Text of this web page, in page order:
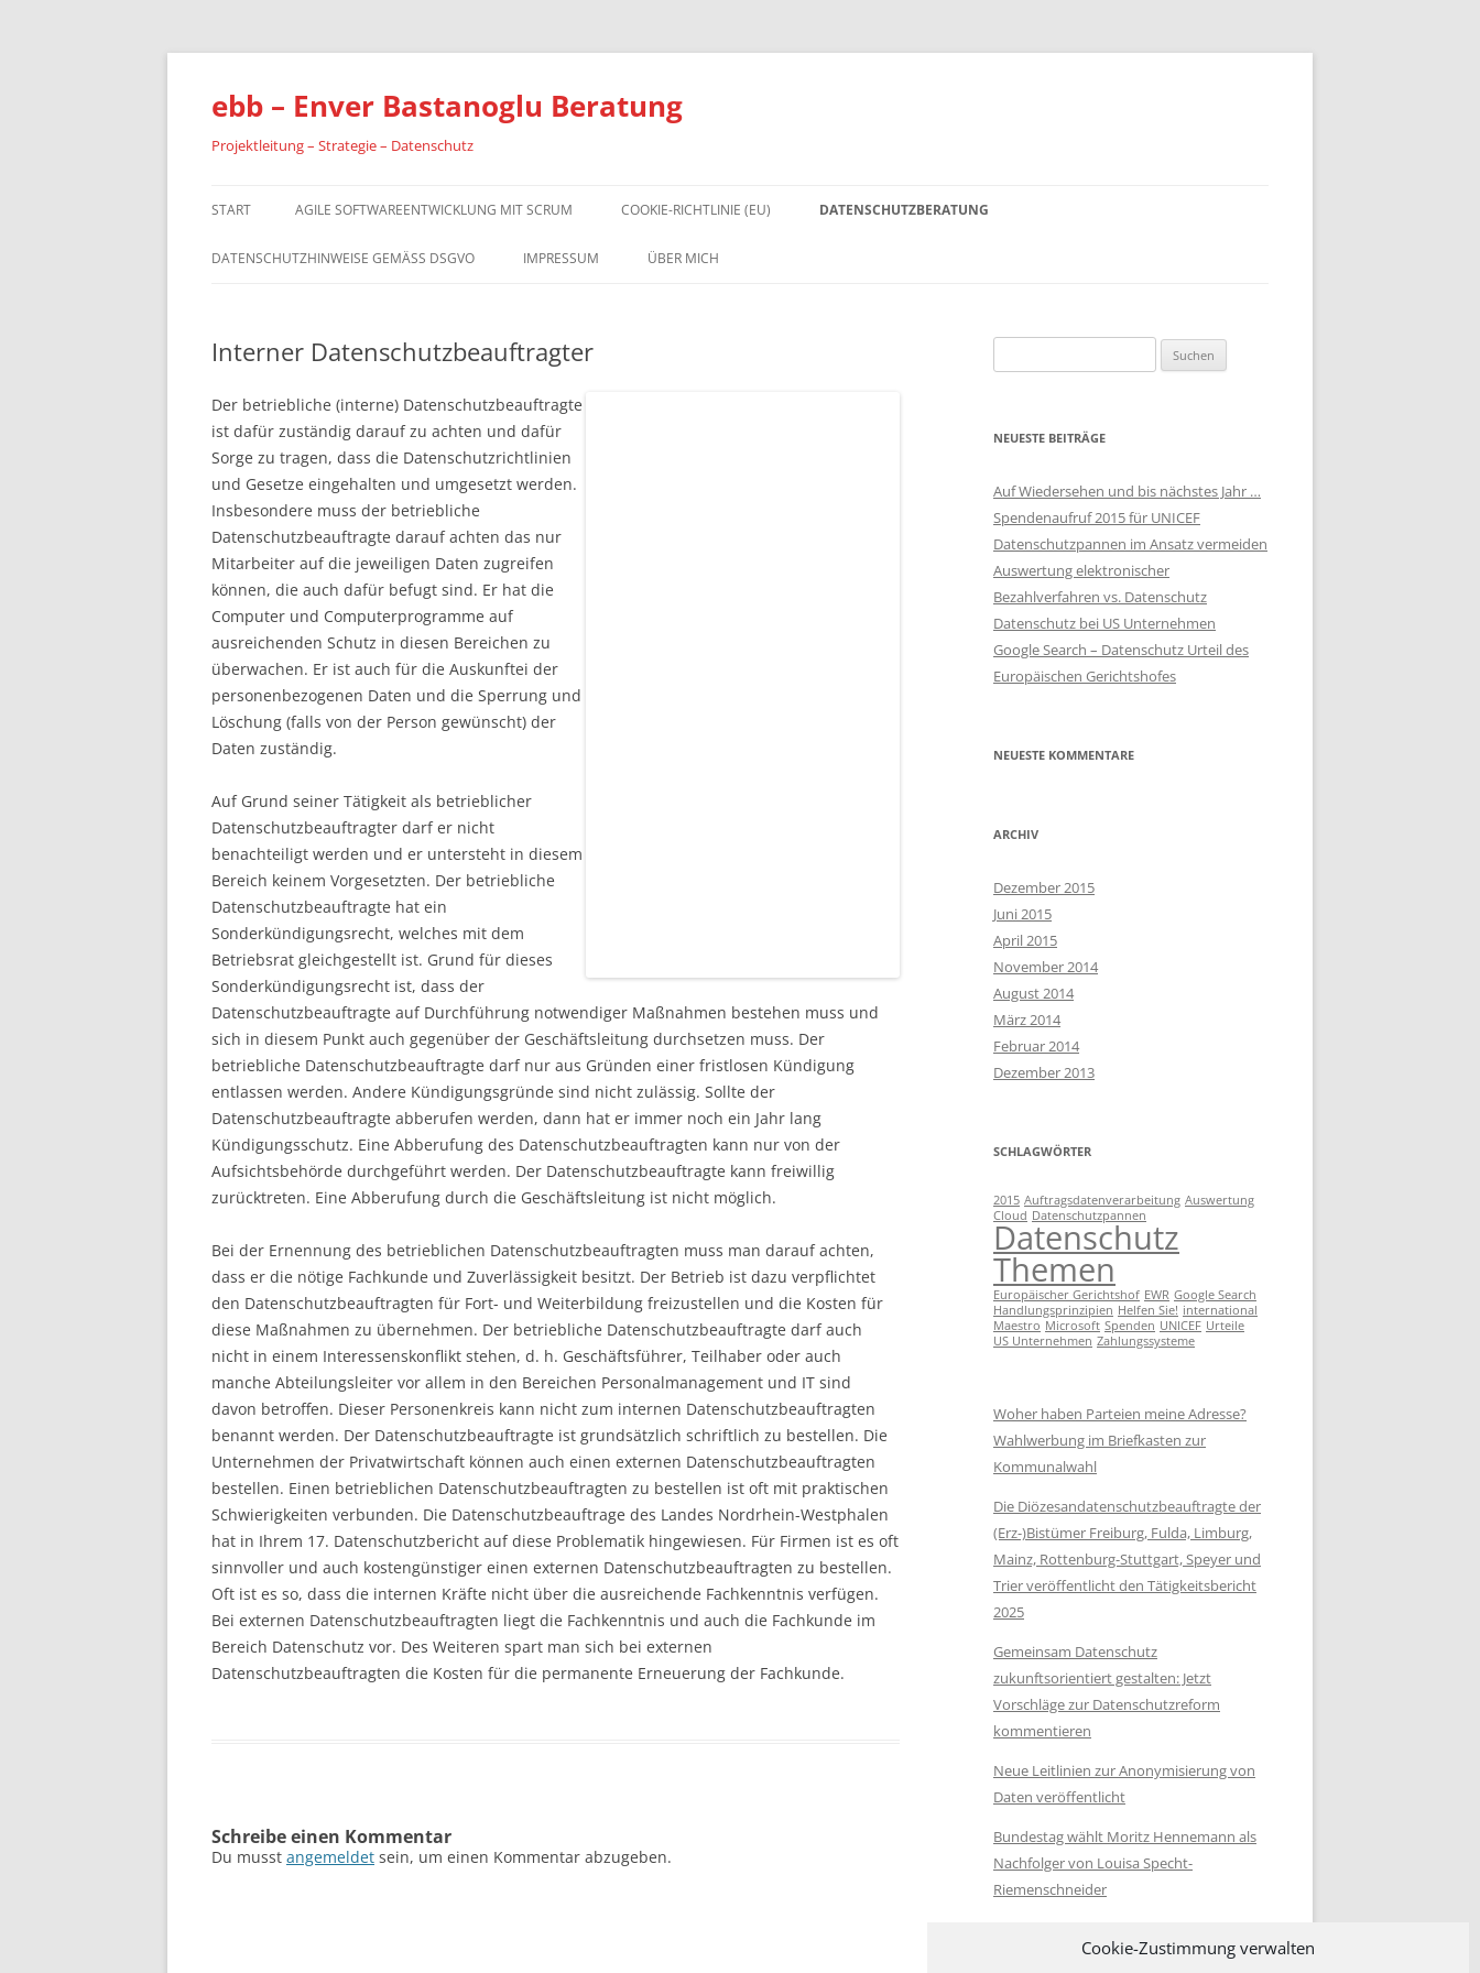
Cookie-Zustimmung verwalten
Zum
springen
ebb – Enver Bastanoglu Beratung
Projektleitung – Strategie – Datenschutz
START AGILE SOFTWAREENTWICKLUNG MIT SCRUM COOKIE-RICHTLINIE (EU) DATENSCHUTZBERATUNG
DER LÄNDER
WIE WICHTIG IST DATENSCHUTZ?
HAUPTPRINZIPIEN DES
DATENSCHUTZ
INTERNER
DATENSCHUTZBEAUFTRAGTER
EXTERNER
INTERNER VS. EXTERNER DSB
DATENSCHUTZ
MITARBEITERDATEN IM INTERNET
RECHTE DER BETROFFENEN
GRUNDREGELN DES DS
EINEN DSB
FÜR DATENSCHUTZBEAUFTRAGTE
DATENSCHUTZHINWEISE GEMÄSS DSGVO IMPRESSUM ÜBER MICH
Interner Datenschutzbeauftragter
Der betriebliche (interne) Datenschutzbeauftragte
ist dafür zuständig darauf zu achten und dafür
Sorge zu tragen, dass die Datenschutzrichtlinien
und Gesetze eingehalten und umgesetzt werden.
Insbesondere muss der betriebliche
Datenschutzbeauftragte darauf achten das nur
Mitarbeiter auf die jeweiligen Daten zugreifen
können, die auch dafür befugt sind. Er hat die
Computer und Computerprogramme auf
ausreichenden Schutz in diesen Bereichen zu
überwachen. Er ist auch für die Auskunftei der
personenbezogenen Daten und die Sperrung und
Löschung (falls von der Person gewünscht) der
Daten zuständig.
Auf Grund seiner Tätigkeit als betrieblicher
Datenschutzbeauftragter darf er nicht
benachteiligt werden und er untersteht in diesem
Bereich keinem Vorgesetzten. Der betriebliche
Datenschutzbeauftragte hat ein
Sonderkündigungsrecht, welches mit dem
Betriebsrat gleichgestellt ist. Grund für dieses
Sonderkündigungsrecht ist, dass der
Datenschutzbeauftragte auf Durchführung notwendiger Maßnahmen bestehen muss und
sich in diesem Punkt auch gegenüber der Geschäftsleitung durchsetzen muss. Der
betriebliche Datenschutzbeauftragte darf nur aus Gründen einer fristlosen Kündigung
entlassen werden. Andere Kündigungsgründe sind nicht zulässig. Sollte der
Datenschutzbeauftragte abberufen werden, dann hat er immer noch ein Jahr lang
Kündigungsschutz. Eine Abberufung des Datenschutzbeauftragten kann nur von der
Aufsichtsbehörde durchgeführt werden. Der Datenschutzbeauftragte kann freiwillig
zurücktreten. Eine Abberufung durch die Geschäftsleitung ist nicht möglich.
Bei der Ernennung des betrieblichen Datenschutzbeauftragten muss man darauf achten,
dass er die nötige Fachkunde und Zuverlässigkeit besitzt. Der Betrieb ist dazu verpflichtet
den Datenschutzbeauftragten für Fort- und Weiterbildung freizustellen und die Kosten für
diese Maßnahmen zu übernehmen. Der betriebliche Datenschutzbeauftragte darf auch
nicht in einem Interessenskonflikt stehen, d. h. Geschäftsführer, Teilhaber oder auch
manche Abteilungsleiter vor allem in den Bereichen Personalmanagement und IT sind
davon betroffen. Dieser Personenkreis kann nicht zum internen Datenschutzbeauftragten
benannt werden. Der Datenschutzbeauftragte ist grundsätzlich schriftlich zu bestellen. Die
Unternehmen der Privatwirtschaft können auch einen externen Datenschutzbeauftragten
bestellen. Einen betrieblichen Datenschutzbeauftragten zu bestellen ist oft mit praktischen
Schwierigkeiten verbunden. Die Datenschutzbeauftrage des Landes Nordrhein-Westphalen
hat in Ihrem 17. Datenschutzbericht auf diese Problematik hingewiesen. Für Firmen ist es oft
sinnvoller und auch kostengünstiger einen externen Datenschutzbeauftragten zu bestellen.
Oft ist es so, dass die internen Kräfte nicht über die ausreichende Fachkenntnis verfügen.
Bei externen Datenschutzbeauftragten liegt die Fachkenntnis und auch die Fachkunde im
Bereich Datenschutz vor. Des Weiteren spart man sich bei externen
Datenschutzbeauftragten die Kosten für die permanente Erneuerung der Fachkunde.
Schreibe einen Kommentar
Du musst angemeldet sein, um einen Kommentar abzugeben.
nach:
NEUESTE BEITRÄGE
Auf Wiedersehen und bis nächstes Jahr …
Spendenaufruf 2015 für UNICEF
Datenschutzpannen im Ansatz vermeiden
Auswertung elektronischer
Bezahlverfahren vs. Datenschutz
Datenschutz bei US Unternehmen
Google Search – Datenschutz Urteil des
Europäischen Gerichtshofes
NEUESTE KOMMENTARE
ARCHIV
Dezember 2015
Juni 2015
April 2015
November 2014
August 2014
März 2014
Februar 2014
Dezember 2013
SCHLAGWÖRTER
2015 Auftragsdatenverarbeitung Auswertung
Cloud Datenschutzpannen
Datenschutz
Themen
Europäischer Gerichtshof EWR Google Search
Handlungsprinzipien Helfen Sie! international
Maestro Microsoft Spenden UNICEF Urteile
US Unternehmen Zahlungssysteme
Woher haben Parteien meine Adresse?
Wahlwerbung im Briefkasten zur
Kommunalwahl
Die Diözesandatenschutzbeauftragte der
(Erz-)Bistümer Freiburg, Fulda, Limburg,
Mainz, Rottenburg-Stuttgart, Speyer und
Trier veröffentlicht den Tätigkeitsbericht
2025
Gemeinsam Datenschutz
zukunftsorientiert gestalten: Jetzt
Vorschläge zur Datenschutzreform
kommentieren
Neue Leitlinien zur Anonymisierung von
Daten veröffentlicht
Bundestag wählt Moritz Hennemann als
Nachfolger von Louisa Specht-
Riemenschneider